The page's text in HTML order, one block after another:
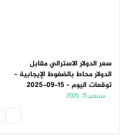
سعر الدولار الاسترالي مقابل
الدولار محاط بالضغوط الإيجابية –
توقعات اليوم – 15-09-2025
سبتمبر 15, 2025